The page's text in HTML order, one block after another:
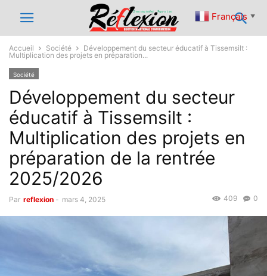
Accueil Société
Développement du secteur éducatif à Tissemsilt :
Multiplication des projets en préparation...
Société
Développement du secteur
éducatif à Tissemsilt :
Multiplication des projets en
préparation de la rentrée
2025/2026
Par reflexion - mars 4, 2025 0
409
Français ▼